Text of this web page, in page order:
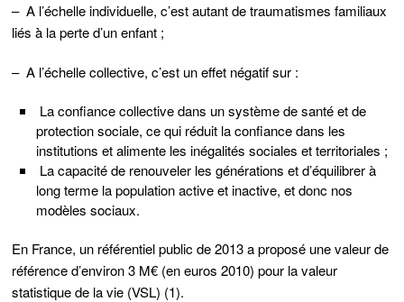
– A l’échelle individuelle, c’est autant de traumatismes familiaux
liés à̀ la perte d’un enfant ;
– A l’échelle collective, c’est un effet négatif sur :
La confiance collective dans un système de santé et de
protection sociale, ce qui réduit la confiance dans les
institutions et alimente les inégalités sociales et territoriales ;
La capacité de renouveler les générations et d’équilibrer à
long terme la population active et inactive, et donc nos
modèles sociaux.
En France, un référentiel public de 2013 a proposé une valeur de
référence d’environ 3 M€ (en euros 2010) pour la valeur
statistique de la vie (VSL) (1).